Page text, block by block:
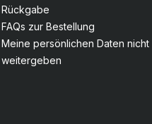
Rückgabe
FAQs zur Bestellung
Meine persönlichen Daten nicht
weitergeben